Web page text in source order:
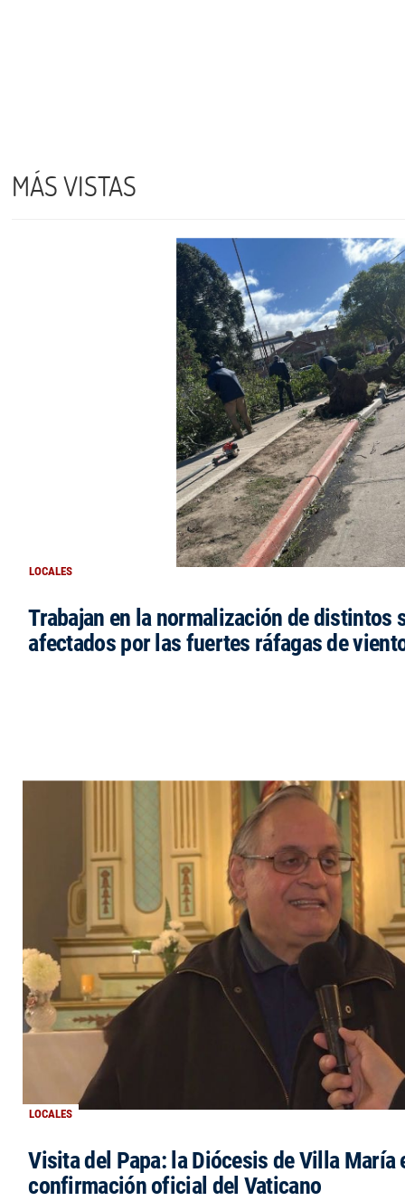
MÁS VISTAS
LOCALES
Trabajan en la normalización de distintos
afectados por las fuertes ráfagas de
LOCALES
Visita del Papa: la Diócesis de Villa María
confirmación oficial del Vaticano